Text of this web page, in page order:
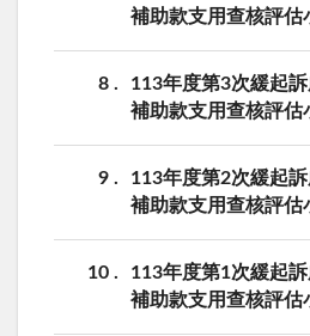
補助款支用查核評估
8
113年度第3次緩起
補助款支用查核評估
9
113年度第2次緩起
補助款支用查核評估
10
113年度第1次緩起
補助款支用查核評估